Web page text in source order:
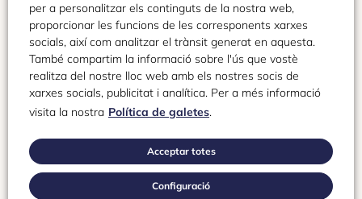
Gabinet de Premsa de l’Institut Làctic de
Catalunya
Newsletter
per a personalitzar els continguts de la nostra web,
proporcionar les funcions de les corresponents xarxes
socials, així com analitzar el trànsit generat en aquesta.
També compartim la informació sobre l'ús que vostè
realitza del nostre lloc web amb els nostres socis de
xarxes socials, publicitat i analítica. Per a més informació
visita la nostra Política de galetes.
Acceptar totes
Configuració